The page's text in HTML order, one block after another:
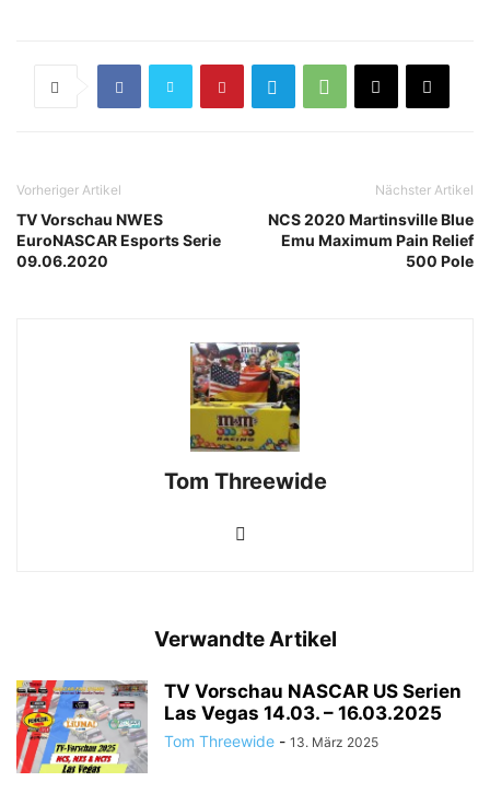
Vorheriger Artikel
TV Vorschau NWES
EuroNASCAR Esports Serie
09.06.2020
Nächster Artikel
NCS 2020 Martinsville Blue
Emu Maximum Pain Relief
500 Pole
Tom Threewide
Verwandte Artikel
TV Vorschau NASCAR US Serien
Las Vegas 14.03. – 16.03.2025
Tom Threewide - 13. März 2025